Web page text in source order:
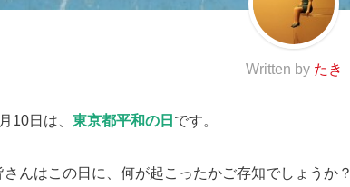
Written by たき
10日は、 東京都平和の日 です。
さんはこの日に、何が起こったかご存知でしょうか？